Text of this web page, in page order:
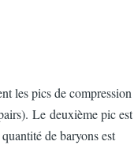
les pics de compression
Le deuxième pic est
de baryons est